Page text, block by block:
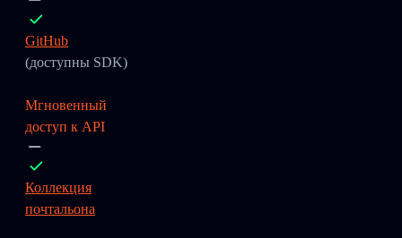
GitHub
(доступны SDK)
Мгновенный
доступ к API
Коллекция
почтальона